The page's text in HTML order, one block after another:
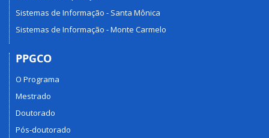
Sistemas de Informação - Santa Mônica
Sistemas de Informação - Monte Carmelo
PPGCO
O Programa
Mestrado
Doutorado
Pós-doutorado